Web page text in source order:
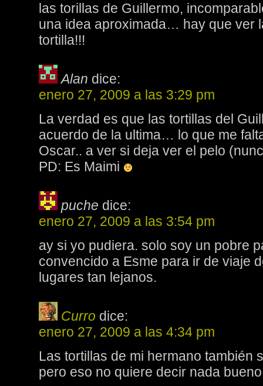
las torillas de Guillermo,
una idea aproximada… hay que ver
tortilla!!!
Alan dice:
enero 27, 2009 a las 3:29 pm
La verdad es que las tortillas del
acuerdo de la ultima… lo que me
Oscar.. a ver si deja ver el pelo
PD: Es Maimi
puche dice:
enero 27, 2009 a las 3:54 pm
ay si yo pudiera. solo soy un pobre
convencido a Esme para ir de viaje
lugares tan lejanos.
Curro dice:
enero 27, 2009 a las 4:34 pm
Las tortillas de mi hermano también
pero eso no quiere decir nada